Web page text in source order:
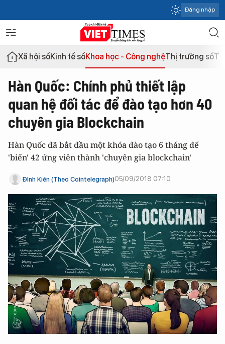
Đăng nhập
Xã hội sốKinh tế sốKhoa học - Công nghệThị trường số
Hàn Quốc: Chính phủ thiết lập
quan hệ đối tác để đào tạo hơn 40
chuyên gia Blockchain
Hàn Quốc đã bắt đầu một khóa đào tạo 6 tháng để
'biến' 42 ứng viên thành 'chuyên gia blockchain'
Đình Kiên (Theo Cointelegraph)05/09/2018 07:10